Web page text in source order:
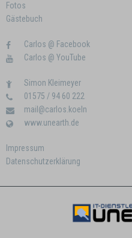
Fotos
Gästebuch
Carlos @ Facebook
Carlos @ YouTube
Simon Kleimeyer
01575 / 94 60 222
mail@carlos.koeln
www.unearth.de
Impressum
Datenschutzerklärung